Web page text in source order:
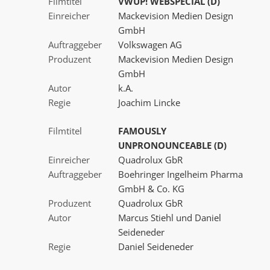
Einreicher
Mackevision Medien Design
GmbH
Auftraggeber
Volkswagen AG
Produzent
Mackevision Medien Design
GmbH
Autor
k.A.
Regie
Joachim Lincke
Filmtitel
FAMOUSLY
UNPRONOUNCEABLE (D)
Einreicher
Quadrolux GbR
Auftraggeber
Boehringer Ingelheim Pharma
GmbH & Co. KG
Produzent
Quadrolux GbR
Autor
Marcus Stiehl und Daniel
Seideneder
Regie
Daniel Seideneder